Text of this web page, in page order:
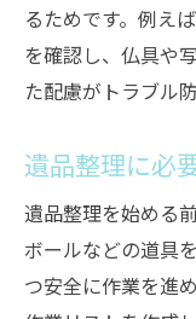
るためです。例え
を確認し、仏具や
た配慮がトラブル
遺品整理に必
遺品整理を始める
ボールなどの道具
つ安全に作業を進